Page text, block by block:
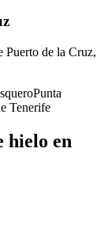
Puerto de la Cruz,
Punta
Tenerife
hielo en